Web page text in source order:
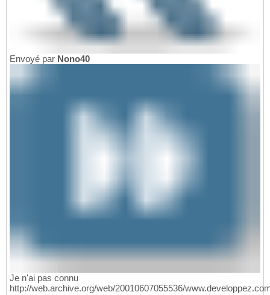
Envoyé par Nono40
Je n'ai pas connu
http://web.archive.org/web/20010607055536/